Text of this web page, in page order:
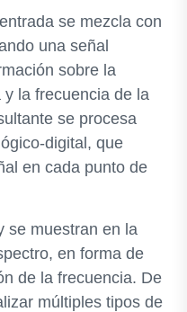
se mezcla con
una señal
sobre la
la frecuencia de la
se procesa
digital, que
en cada punto de
se muestran en la
en forma de
de la frecuencia. De
múltiples tipos de